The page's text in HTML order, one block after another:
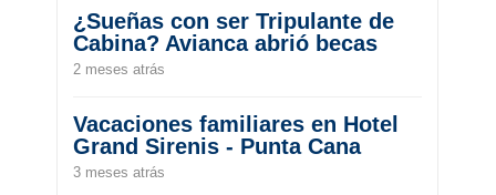
¿Sueñas con ser Tripulante de
Cabina? Avianca abrió becas
2 meses atrás
Vacaciones familiares en Hotel
Grand Sirenis - Punta Cana
3 meses atrás